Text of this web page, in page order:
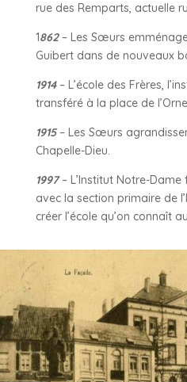
rue des Remparts, actuelle
1862– Les Sœurs
Guibert dans de nouveaux
1914– L’école des Frères,
transféré à la place de
1915– Les Sœurs
Chapelle-Dieu.
1997– L’Institut Notre-
avec la section primaire de
créer l’école qu’on connaît